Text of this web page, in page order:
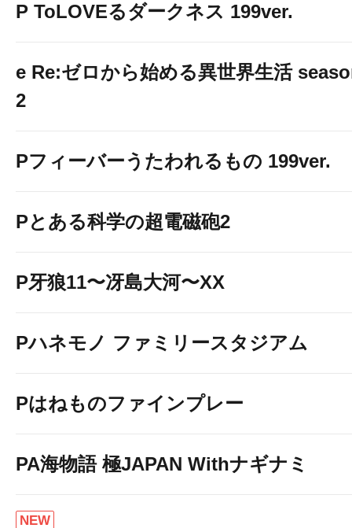
P ToLOVEるダークネス 199ver.
e Re:ゼロから始める異世界生活
2
Pフィーバーうたわれるもの 199ver.
Pとある科学の超電磁砲2
P牙狼11〜冴島大河〜XX
Pハネモノ ファミリースタジアム
Pはねものファインプレー
PA海物語 極JAPAN Withナギナミ
NEW